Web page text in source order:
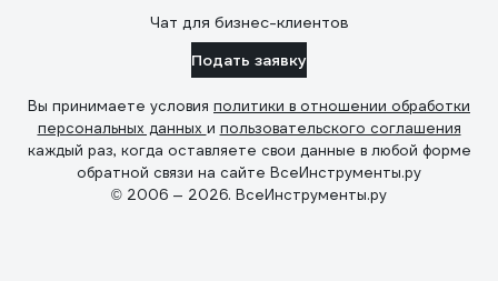
Чат для бизнес-клиентов
Подать заявку
Вы принимаете условия политики в отношении обработки
персональных данных и пользовательского соглашения
каждый раз, когда оставляете свои данные в любой форме
обратной связи на сайте ВсеИнструменты.ру
© 2006 — 2026. ВсеИнструменты.ру